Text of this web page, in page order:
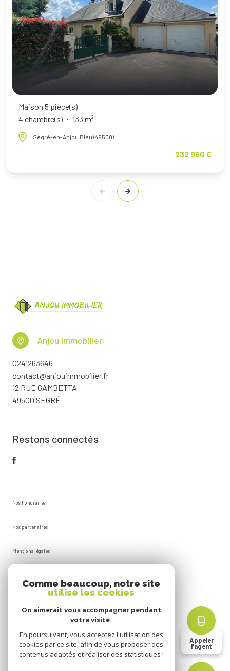
Appeler
l'agent
Maison 5 pièce(s)
4 chambre(s)
133 m²
Segré-en-Anjou Bleu (49500)
232 960 €
Anjou Immobilier
0241263646
contact@anjouimmobilier.fr
12 RUE GAMBETTA
49500 SEGRÉ
Restons connectés
Nos honoraires
Nos partenaires
Mentions légales
Cookies
Comme beaucoup, notre site
utilise les cookies
On aimerait vous accompagner pendant
votre visite.
En poursuivant, vous acceptez l'utilisation des
cookies par ce site, afin de vous proposer des
contenus adaptés et réaliser des statistiques !